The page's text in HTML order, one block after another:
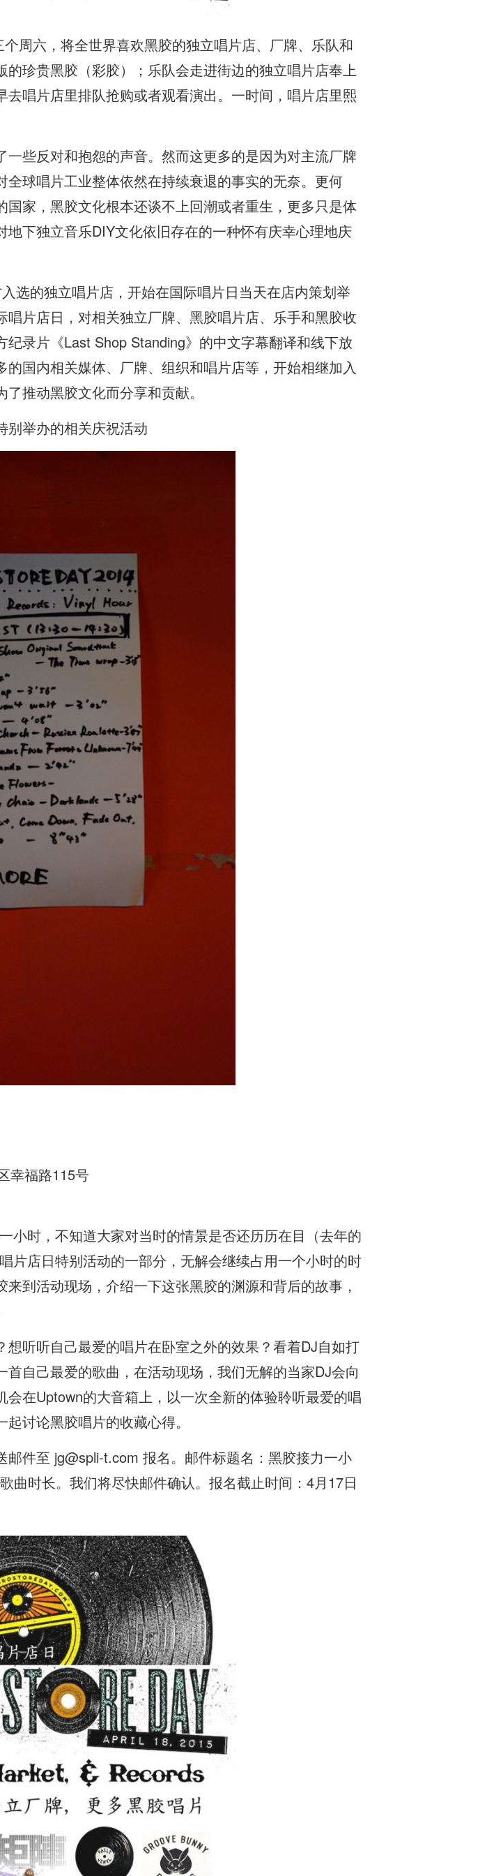
周六，将全世界喜欢黑胶的独立唱片店、厂牌、乐队和
珍贵黑胶（彩胶）；乐队会走进街边的独立唱片店奉上
唱片店里排队抢购或者观看演出。一时间，唱片店里熙
些反对和抱怨的声音。然而这更多的是因为对主流厂牌
球唱片工业整体依然在持续衰退的事实的无奈。更何
家，黑胶文化根本还谈不上回潮或者重生，更多只是体
下独立音乐DIY文化依旧存在的一种怀有庆幸心理地庆
选的独立唱片店，开始在国际唱片日当天在店内策划举
片店日，对相关独立厂牌、黑胶唱片店、乐手和黑胶收
录片《Last Shop Standing》的中文字幕翻译和线下放
国内相关媒体、厂牌、组织和唱片店等，开始相继加入
推动黑胶文化而分享和贡献。
别举办的相关庆祝活动
幸福路115号
小时，不知道大家对当时的情景是否还历历在目（去年的
片店日特别活动的一部分，无解会继续占用一个小时的时
到活动现场，介绍一下这张黑胶的渊源和背后的故事，
听听自己最爱的唱片在卧室之外的效果？看着DJ自如打
自己最爱的歌曲，在活动现场，我们无解的当家DJ会向
在Uptown的大音箱上，以一次全新的体验聆听最爱的唱
讨论黑胶唱片的收藏心得。
件至 jg@spli-t.com 报名。邮件标题名：黑胶接力一小
曲时长。我们将尽快邮件确认。报名截止时间：4月17日